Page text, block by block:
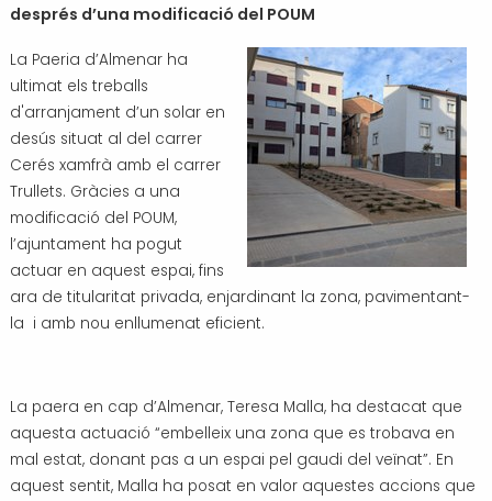
Transport i mobilitat
després d’una modificació del POUM
La Paeria d’Almenar ha
ultimat els treballs
d'arranjament d’un solar en
desús situat al del carrer
Cerés xamfrà amb el carrer
Trullets. Gràcies a una
modificació del POUM,
l’ajuntament ha pogut
actuar en aquest espai, fins
ara de titularitat privada, enjardinant la zona, pavimentant-
la i amb nou enllumenat eficient.
La paera en cap d’Almenar, Teresa Malla, ha destacat que
aquesta actuació “embelleix una zona que es trobava en
mal estat, donant pas a un espai pel gaudi del veïnat”. En
aquest sentit, Malla ha posat en valor aquestes accions que